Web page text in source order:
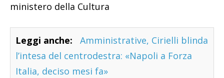
ministero della Cultura
Leggi anche:
Amministrative, Cirielli blinda
l’intesa del centrodestra: «Napoli a Forza
Italia, deciso mesi fa»